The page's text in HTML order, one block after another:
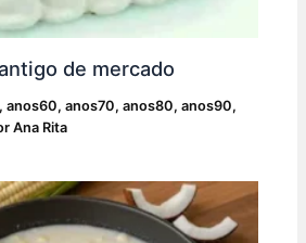
de mercado
,anos60,anos70,anos80,anos90,
Ana Rita